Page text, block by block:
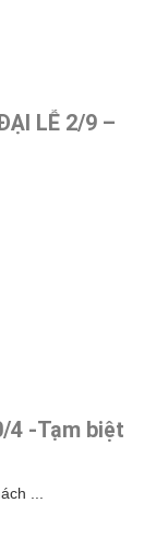
LỄ 2/9 –
4 -Tạm biệt
...